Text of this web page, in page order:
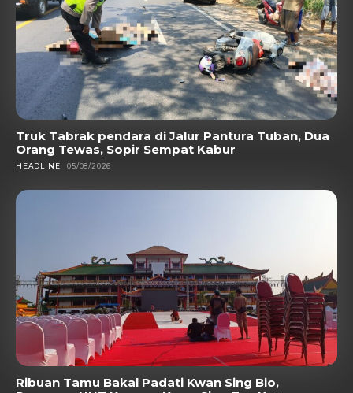
Truk Tabrak pendara di Jalur Pantura Tuban, Dua
Orang Tewas, Sopir Sempat Kabur
HEADLINE 05/08/2026
Ribuan Tamu Bakal Padati Kwan Sing Bio,